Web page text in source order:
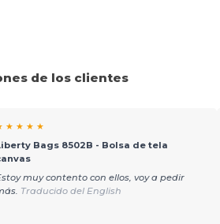
de los clientes
★ ★ ★ ★
Bags 8502B - Bolsa de tela
muy contento con ellos, voy a pedir
Traducido del English